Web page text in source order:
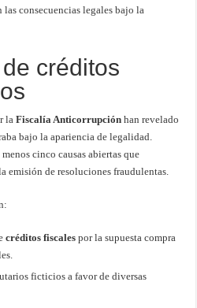
las consecuencias legales bajo la
créditos
laFiscalía Anticorrupción han revelado
bajo la apariencia de legalidad.
cinco causas abiertas que
emisión de resoluciones fraudulentas.
créditos fiscales por la supuesta compra
ficticios a favor de diversas